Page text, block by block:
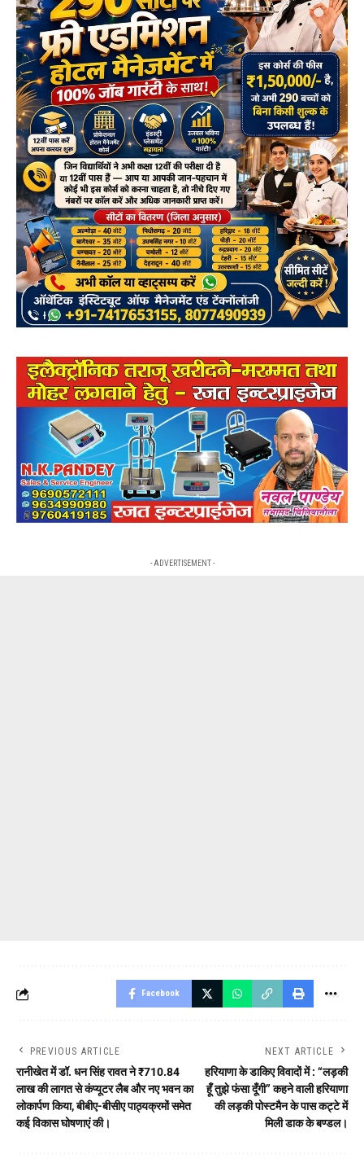
- ADVERTISEMENT -
Facebook
PREVIOUS ARTICLE
रानीखेत में डॉ. धन सिंह रावत ने ₹710.84
लाख की लागत से कंप्यूटर लैब और नए भवन का
लोकार्पण किया, बीबीए-बीसीए पाठ्यक्रमों समेत
कई विकास घोषणाएं की।
NEXT ARTICLE
हरियाणा के डाकिए विवादों में : “लड़की
हूँ तुझे फंसा दूँगी” कहने वाली हरियाणा
की लड़की पोस्टमैन के पास कट्टे में
मिली डाक के बण्डल।